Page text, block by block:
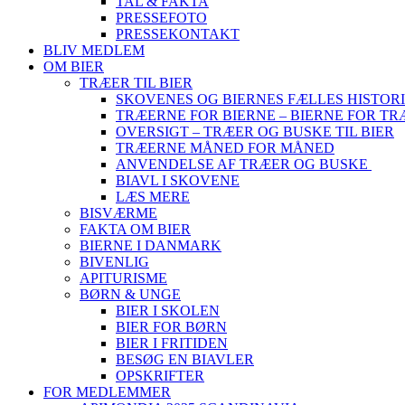
PRESSEFOTO
PRESSEKONTAKT
BLIV MEDLEM
OM BIER
TRÆER TIL BIER
SKOVENES OG BIERNES FÆLLES
TRÆERNE FOR BIERNE – BIERNE FOR
OVERSIGT – TRÆER OG BUSKE TIL BIER
TRÆERNE MÅNED FOR MÅNED
ANVENDELSE AF TRÆER OG BUSKE
BIAVL I SKOVENE
LÆS MERE
BISVÆRME
FAKTA OM BIER
BIERNE I DANMARK
BIVENLIG
APITURISME
BØRN & UNGE
BIER I SKOLEN
BIER FOR BØRN
BIER I FRITIDEN
BESØG EN BIAVLER
OPSKRIFTER
FOR MEDLEMMER